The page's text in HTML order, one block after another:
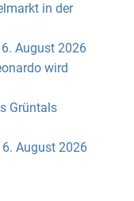
in der
August 2026
wird
Grüntals
August 2026